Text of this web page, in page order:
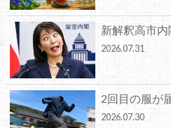
新解釈高市内
2026.07.31
2回目の服が
2026.07.30